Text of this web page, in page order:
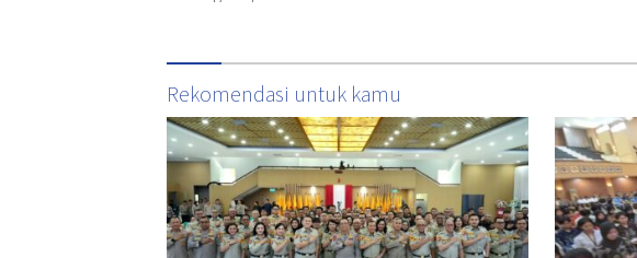
Rekomendasi untuk kamu